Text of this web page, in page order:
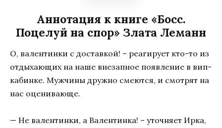
Аннотация к книге «Босс.
Поцелуй на спор» Злата Леманн
О, валентинки с доставкой! – реагирует кто-то из
отдыхающих на наше внезапное появление в вип-
кабинке. Мужчины дружно смеются, и смотрят на
нас оценивающе.
— Не валентинки, а Валентинка! – уточняет Ирка,